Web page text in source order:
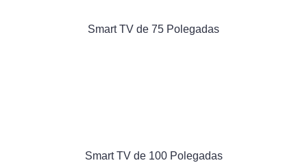
Smart TV de 75 Polegadas
Smart TV de 100 Polegadas